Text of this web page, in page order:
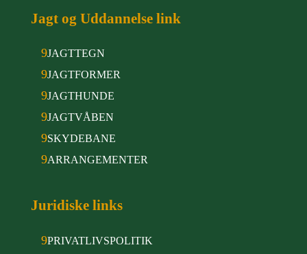
Jagt og Uddannelse link
9JAGTTEGN
9JAGTFORMER
9JAGTHUNDE
9JAGTVÅBEN
9SKYDEBANE
9ARRANGEMENTER
Juridiske links
9PRIVATLIVSPOLITIK